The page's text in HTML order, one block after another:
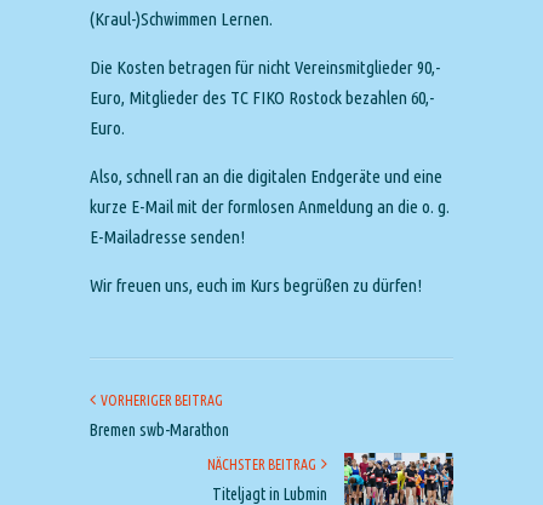
(Kraul-)Schwimmen Lernen.
Die Kosten betragen für nicht Vereinsmitglieder 90,-
Euro, Mitglieder des TC FIKO Rostock bezahlen 60,-
Euro.
Also, schnell ran an die digitalen Endgeräte und eine
kurze E-Mail mit der formlosen Anmeldung an die o. g.
E-Mailadresse senden!
Wir freuen uns, euch im Kurs begrüßen zu dürfen!
VORHERIGER BEITRAG
Bremen swb-Marathon
NÄCHSTER BEITRAG
Titeljagt in Lubmin